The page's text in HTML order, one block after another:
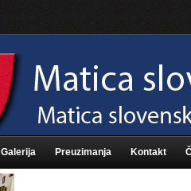
Galerija Preuzimanja Kontakt